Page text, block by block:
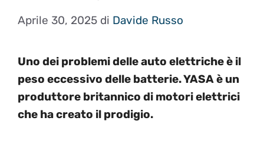
Aprile 30, 2025 di Davide Russo
Uno dei problemi delle auto elettriche è il
peso eccessivo delle batterie. YASA è un
produttore britannico di motori elettrici
che ha creato il prodigio.